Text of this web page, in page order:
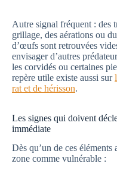
Autre signal fréquent : des
grillage, des aérations ou
d’œufs sont retrouvées
envisager d’autres
les corvidés ou certaines
repère utile existe aussi sur
rat et de hérisson.
Les signes qui doivent
immédiate
Dès qu’un de ces
zone comme vulnérable :